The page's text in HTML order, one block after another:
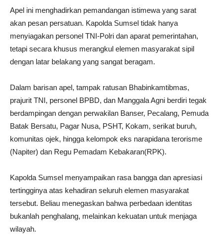
Apel ini menghadirkan pemandangan istimewa yang sarat
akan pesan persatuan. Kapolda Sumsel tidak hanya
menyiagakan personel TNI-Polri dan aparat pemerintahan,
tetapi secara khusus merangkul elemen masyarakat sipil
dengan latar belakang yang sangat beragam.
Dalam barisan apel, tampak ratusan Bhabinkamtibmas,
prajurit TNI, personel BPBD, dan Manggala Agni berdiri tegak
berdampingan dengan perwakilan Banser, Pecalang, Pemuda
Batak Bersatu, Pagar Nusa, PSHT, Kokam, serikat buruh,
komunitas ojek, hingga kelompok eks narapidana terorisme
(Napiter) dan Regu Pemadam Kebakaran(RPK).
Kapolda Sumsel menyampaikan rasa bangga dan apresiasi
tertingginya atas kehadiran seluruh elemen masyarakat
tersebut. Beliau menegaskan bahwa perbedaan identitas
bukanlah penghalang, melainkan kekuatan untuk menjaga
wilayah.